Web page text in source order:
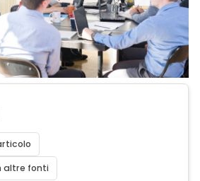
altre fonti